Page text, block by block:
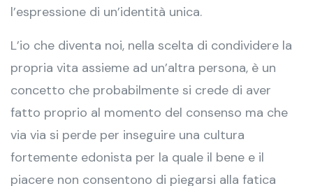
l’espressione di un’identità unica.
L’io che diventa noi, nella scelta di condividere la
propria vita assieme ad un’altra persona, è un
concetto che probabilmente si crede di aver
fatto proprio al momento del consenso ma che
via via si perde per inseguire una cultura
fortemente edonista per la quale il bene e il
piacere non consentono di piegarsi alla fatica